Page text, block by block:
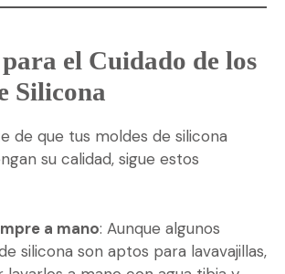
el Cuidado de los
Silicona
de que tus moldes de silicona
su calidad, sigue estos
a mano: Aunque algunos
silicona son aptos para lavavajillas,